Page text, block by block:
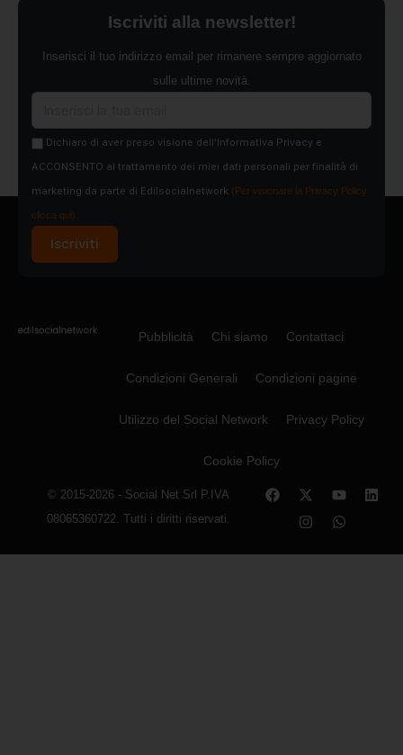
Iscriviti alla newsletter!
Inserisci il tuo indirizzo email per rimanere sempre aggiornato
sulle ultime novità.
Dichiaro di aver preso visione dell'Informativa Privacy e
ACCONSENTO al trattamento dei miei dati personali per finalità di
marketing da parte di Edilsocialnetwork (Per visionare la Privacy Policy
clicca qui).
Iscriviti
Pubblicità Chi siamo Contattaci
Condizioni Generali Condizioni pagine
Utilizzo del Social Network Privacy Policy
Cookie Policy
© 2015-2026 - Social Net Srl P.IVA
08065360722. Tutti i diritti riservati.